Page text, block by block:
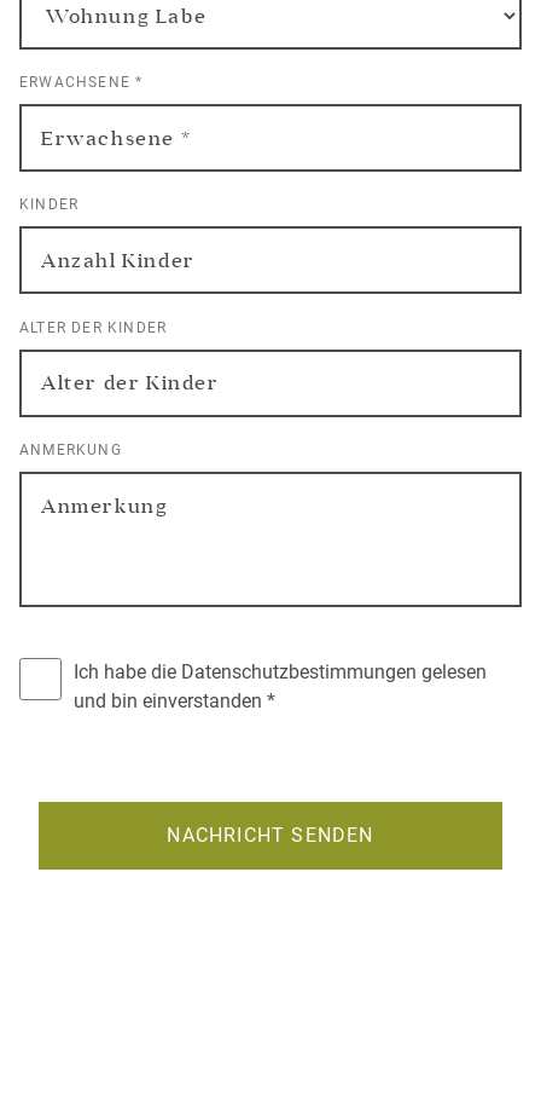
ERWACHSENE*
KINDER
ALTER DER KINDER
ANMERKUNG
Ich habe die Datenschutzbestimmungen gelesen
und bin einverstanden *
NACHRICHT SENDEN